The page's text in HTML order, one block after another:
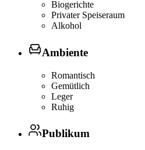
Biogerichte
Privater Speiseraum
Alkohol
Ambiente
Romantisch
Gemütlich
Leger
Ruhig
Publikum